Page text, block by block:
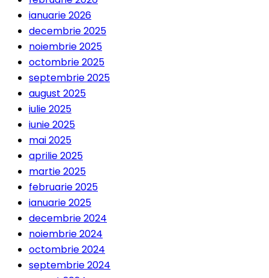
ianuarie 2026
decembrie 2025
noiembrie 2025
octombrie 2025
septembrie 2025
august 2025
iulie 2025
iunie 2025
mai 2025
aprilie 2025
martie 2025
februarie 2025
ianuarie 2025
decembrie 2024
noiembrie 2024
octombrie 2024
septembrie 2024